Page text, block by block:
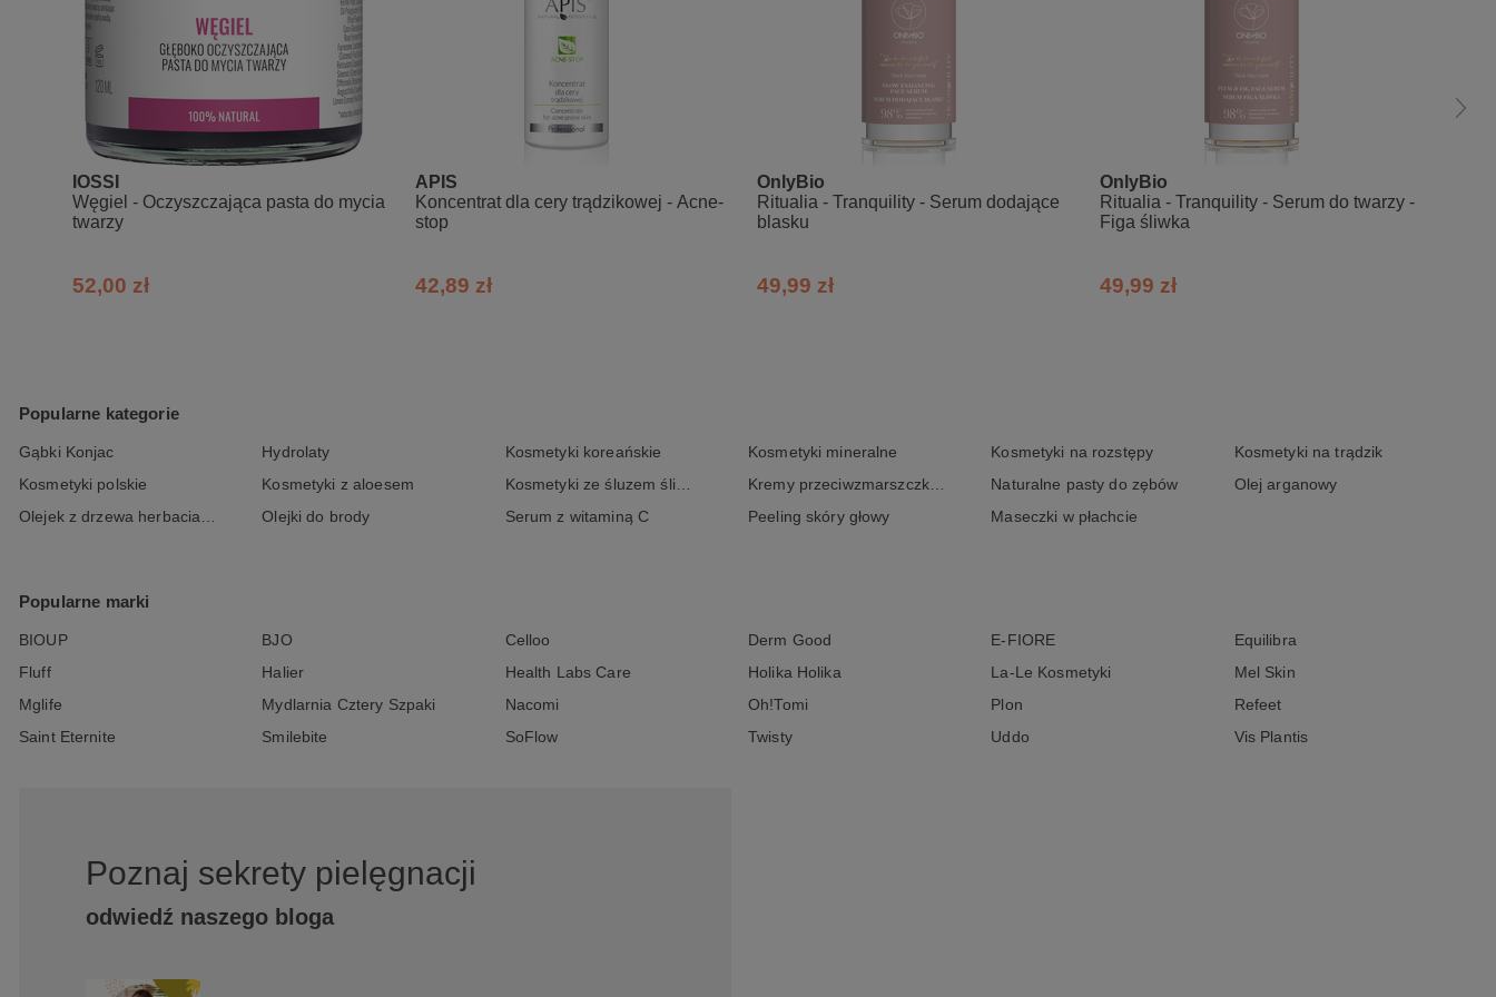
*składniki z upraw organicznych,
**naturalne składniki olejków eterycznych
IOSSI
Węgiel - Oczyszczająca pasta do mycia
twarzy
52,00 zł
APIS
Koncentrat dla cery trądzikowej - Acne-
stop
42,89 zł
OnlyBio
Ritualia - Tranquility - Serum dodające
blasku
49,99 zł
OnlyBio
Ritualia - Tranquility - Serum do twarzy -
Figa śliwka
49,99 zł
Popularne kategorie
Gąbki Konjac Hydrolaty Kosmetyki koreańskie Kosmetyki mineralne Kosmetyki na rozstępy
Kosmetyki na trądzik
Kosmetyki polskie
Kosmetyki z aloesem Kosmetyki ze śluzem ślimaka Kremy przeciwzmarszczkowe Naturalne pasty do zębów
Olej arganowy
Olejek z drzewa herbacianego
Olejki do brody Serum z witaminą C Peeling skóry głowy Maseczki w płachcie
Popularne marki
BIOUP BJO Celloo Derm Good E-FIORE
Equilibra
Fluff
Halier Health Labs Care Holika Holika La-Le Kosmetyki
Mel Skin
Mglife
Mydlarnia Cztery Szpaki Nacomi Oh!Tomi Plon
Refeet
Saint Eternite
Smilebite SoFlow Twisty Uddo Vis Plantis
Poznaj sekrety pielęgnacji
odwiedź naszego bloga